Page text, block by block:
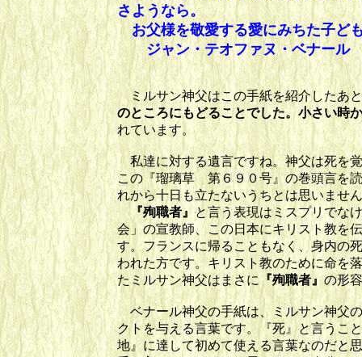
さようなら。
お父様を敬愛する愛にみちた子ど
ジャン・テオファヌ・ベナール
ミルサン神父はこの手紙を紹介したあ
のところにもどることでした。小さい時
れています。
私達に対する遺言ですね。神父は死を
この『瑠璃草 第６９０号』の巻頭言を
れから十日も立たないうちとは思いませ
『殉職者』と言う表現はミスプリでな
会」の宣教師、この日本にキリスト教を
す。フランスに帰ることもなく、身内の
われた方です。キリスト教のために命を
たミルサン神父はまさに『殉職者』の形
ベナール神父の手紙は、ミルサン神父
クトを与える言葉です。『死』と言うこ
地』に達して初めて使える言葉なのだと